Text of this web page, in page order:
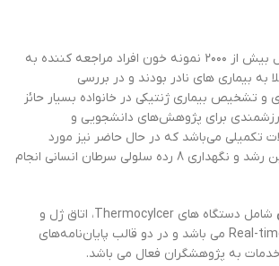
این بانک زیستی شامل بیش از ۲۰۰۰ نمونه خون افراد مراجعه کننده به
به بیماری های نادر بودند و در بررسی
تشخیص بیماری ژنتیکی در خانواده بسیار حائز
برای پژوهش‌های دانشجویی و
تکمیلی می‌باشد که در حال حاضر نیز مورد
استفاده است. همچنین رشد و نگهداری 8 رده سلولی سرطان انسانی انجام
شامل دستگاه های Thermocylcer، اتاق ژل و
الکتروفورز، Real-time PCR می باشد و در دو قالب پایان‌نامه‌های
خدمات به پژوهشگران فعال می باشد.